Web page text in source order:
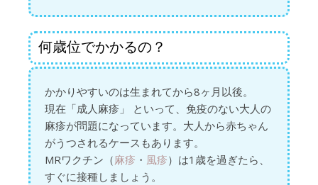
何歳位でかかるの？
かかりやすいのは生まれてから8ヶ月以後。
現在「成人麻疹」 といって、免疫のない大人の
麻疹が問題になっています。大人から赤ちゃん
がうつされるケースもあります。
MRワクチン（麻疹 ・ 風疹）は1歳を過ぎたら、
すぐに接種しましょう。